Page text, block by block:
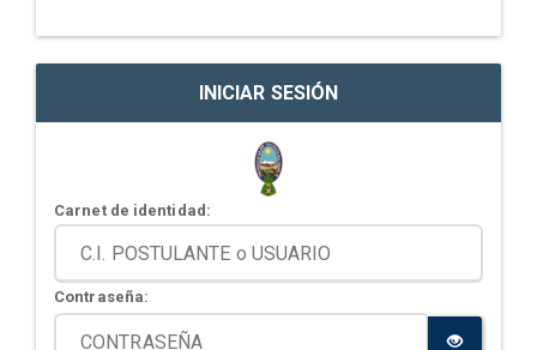
INICIAR SESIÓN
Carnet de identidad:
Contraseña: